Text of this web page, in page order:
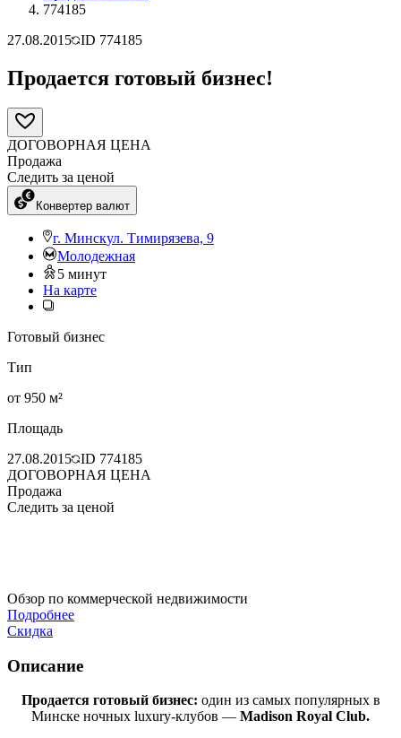
774185
27.08.2015 ID 774185
Продается готовый бизнес!
ДОГОВОРНАЯ ЦЕНА
Продажа
Следить за ценой
Конвертер валют
г. Минскул. Тимирязева, 9
Молодежная
5 минут
На карте
Готовый бизнес
Тип
от 950 м²
Площадь
27.08.2015 ID 774185
ДОГОВОРНАЯ ЦЕНА
Продажа
Следить за ценой
Обзор по коммерческой недвижимости
Подробнее
Скидка
Описание
Продается готовый бизнес: один из самых популярных в
Минске ночных luxury-клубов — Madison Royal Club.